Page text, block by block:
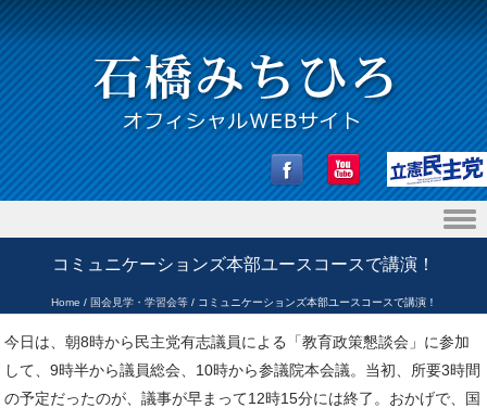
コミュニケーションズ本部ユースコースで講演！
Home / 国会見学・学習会等 / コミュニケーションズ本部ユースコースで講演！
今日は、朝8時から民主党有志議員による「教育政策懇談会」に参加
して、9時半から議員総会、10時から参議院本会議。当初、所要3時間
の予定だったのが、議事が早まって12時15分には終了。おかげで、国